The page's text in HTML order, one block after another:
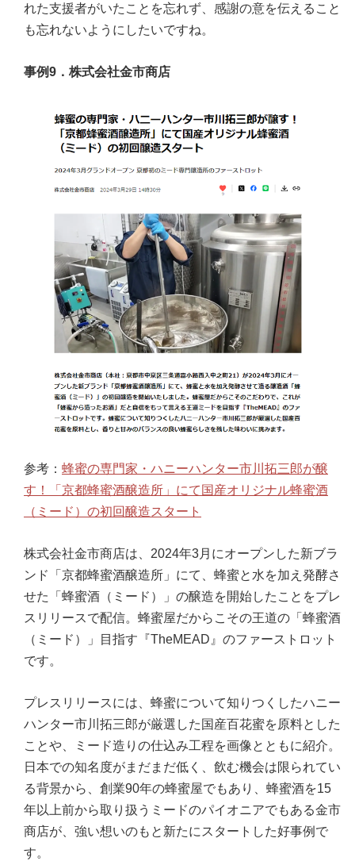
れた支援者がいたことを忘れず、感謝の意を伝えること
も忘れないようにしたいですね。
事例9．株式会社金市商店
参考： 蜂蜜の専門家・ハニーハンター市川拓三郎が醸
す！「京都蜂蜜酒醸造所」にて国産オリジナル蜂蜜酒
（ミード）の初回醸造スタート
株式会社金市商店は、2024年3月にオープンした新ブラ
ンド「京都蜂蜜酒醸造所」にて、蜂蜜と水を加え発酵さ
せた「蜂蜜酒（ミード）」の醸造を開始したことをプレ
スリリースで配信。蜂蜜屋だからこその王道の「蜂蜜酒
（ミード）」目指す『TheMEAD』のファーストロット
です。
プレスリリースには、蜂蜜について知りつくしたハニー
ハンター市川拓三郎が厳選した国産百花蜜を原料とした
ことや、ミード造りの仕込み工程を画像とともに紹介。
日本での知名度がまだまだ低く、飲む機会は限られてい
る背景から、創業90年の蜂蜜屋でもあり、蜂蜜酒を15
年以上前から取り扱うミードのパイオニアでもある金市
商店が、強い想いのもと新たにスタートした好事例で
す。